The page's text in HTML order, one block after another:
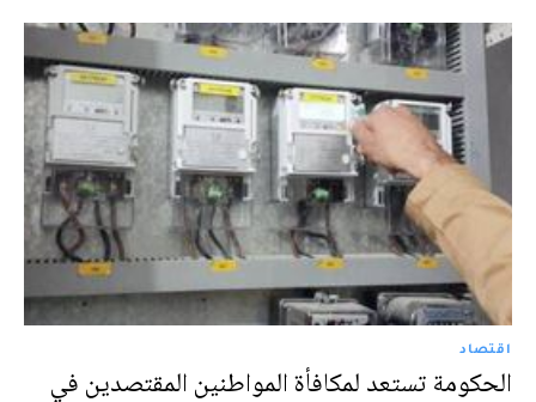
اقتصاد
الحكومة تستعد لمكافأة المواطنين المقتصدين في